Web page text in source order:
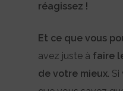
réagissez !
Et ce que vous
avez juste à faire
de votre mieux.